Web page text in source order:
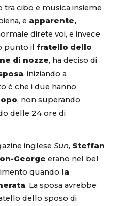
tra cibo e musica insieme
e apparente,
direte voi, e invece
punto il fratello dello
di nozze, ha deciso di
, iniziando a
è che i due hanno
, non superando
delle 24 ore di
inglese Sun, Steffan
George erano nel bel
quando la
. La sposa avrebbe
dello sposo di